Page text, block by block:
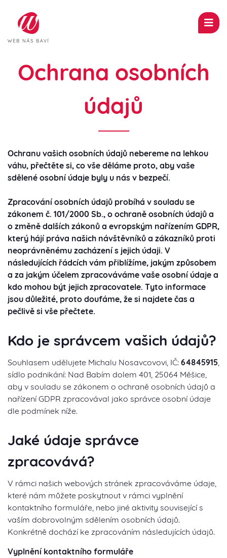
O nás
Ochrana osobních
údajů
Ochranu vašich osobních údajů nebereme na lehkou
váhu, přečtěte si, co vše děláme proto, aby vaše
sdělené osobní údaje byly u nás v bezpečí.
Zpracování osobních údajů probíhá v souladu se
zákonem č. 101/2000 Sb., o ochraně osobních údajů a
o změně dalších zákonů a evropským nařízením GDPR,
který hájí práva našich návštěvníků a zákazníků proti
neoprávněnému zacházení s jejich údaji. V
následujících řádcích vám přiblížíme, jakým způsobem
a za jakým účelem zpracováváme vaše osobní údaje a
kdo mohou být jejich zpracovatele. Tyto informace
jsou důležité, proto doufáme, že si najdete čas a
pečlivě si vše přečtete.
Kdo je správcem vašich údajů?
Souhlasem udělujete Michalu Nosavcovovi, IČ: 64845915,
sídlo podnikání: Nad Babím dolem 401, 25064 Měšice,
aby v souladu se zákonem o ochraně osobních údajů a
nařízení GDPR zpracovával jako správce osobní údaje
dle podmínek níže.
Jaké údaje správce
zpracovává?
V rámci našich webových stránek zpracováváme údaje,
které nám můžete poskytnout v rámci vyplnění
kontaktního formuláře, nebo jiné aktivity související s
vaším dobrovolným sdělením osobních údajů.
Konkrétně dochází ke zpracováním následujících údajů.
Vyplnění kontaktního formuláře